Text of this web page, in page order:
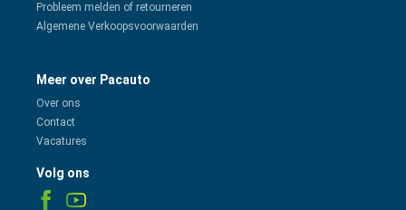
Probleem melden of retourneren
Algemene Verkoopsvoorwaarden
Meer over Pacauto
Over ons
Contact
Vacatures
Volg ons